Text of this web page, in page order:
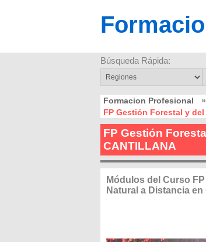
Búsqueda Rápida:
Formacion Profesional »
FP Gestión Forestal y
FP Gestión
CANTILLANA
Módulos del Curso
Natural a Distancia